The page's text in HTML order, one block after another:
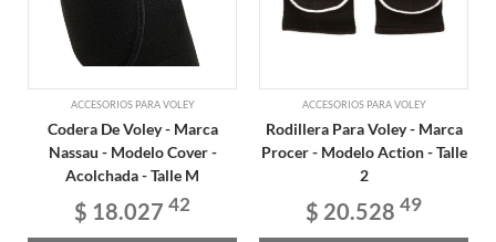
ACCESORIOS PARA VOLEY
Codera De Voley - Marca
Nassau - Modelo Cover -
Acolchada - Talle M
$ 18.027 42
ACCESORIOS PARA VOLEY
Rodillera Para Voley - Marca
Procer - Modelo Action - Talle
2
$ 20.528 49